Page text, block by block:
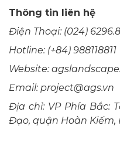
Thông tin liên hệ
Điện Thoại: (024)
Hotline: (+84) 988118811
Website:
Email: project@ags.vn
Địa chỉ: VP Phía Bắc:
Đạo, quận Hoàn Kiếm,